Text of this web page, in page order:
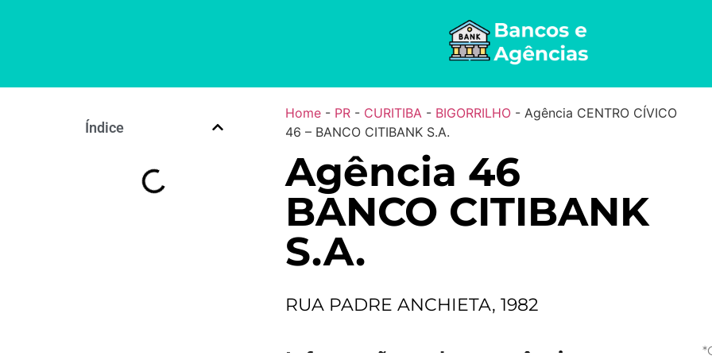
Índice
Home- PR- CURITIBA - BIGORRILHO- Agência CENTRO CÍVICO
46 – BANCO CITIBANK S.A.
Agência 46
BANCO CITIBANK
S.A.
RUA PADRE ANCHIETA, 1982